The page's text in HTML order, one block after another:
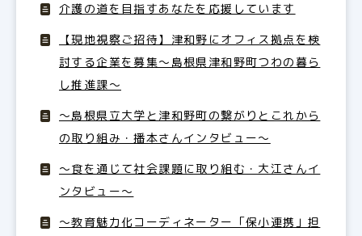
介護の道を目指すあなたを応援しています
【現地視察ご招待】津和野にオフィス拠点を検
討する企業を募集〜島根県津和野町つわの暮ら
し推進課〜
～島根県立大学と津和野町の繋がりとこれから
の取り組み・播本さんインタビュー〜
〜食を通じて社会課題に取り組む・大江さんイ
ンタビュー〜
〜教育魅力化コーディネーター「保小連携」担